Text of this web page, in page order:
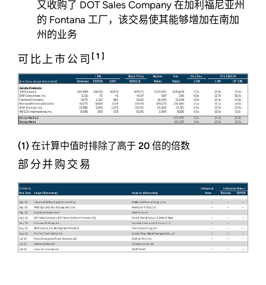
又收购了 DOT Sales Company 在加利福尼亚州
的 Fontana 工厂，该交易使其能够增加在南加
州的业务
可比上市公司 [1]
(1) 在计算中值时排除了高于 20 倍的倍数
部分并购交易